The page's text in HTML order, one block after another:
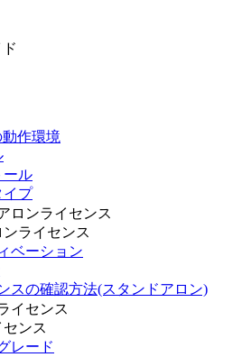
作環境
ール
イプ
ロンライセンス
ライセンス
ベーション
スの確認方法(スタンドアロン)
イセンス
ンス
レード